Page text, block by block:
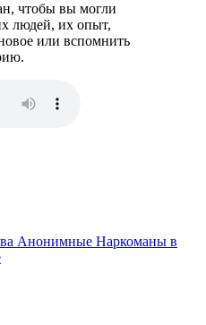
чтобы вы могли
людей, их опыт,
или вспомнить
Анонимные Наркоманы в